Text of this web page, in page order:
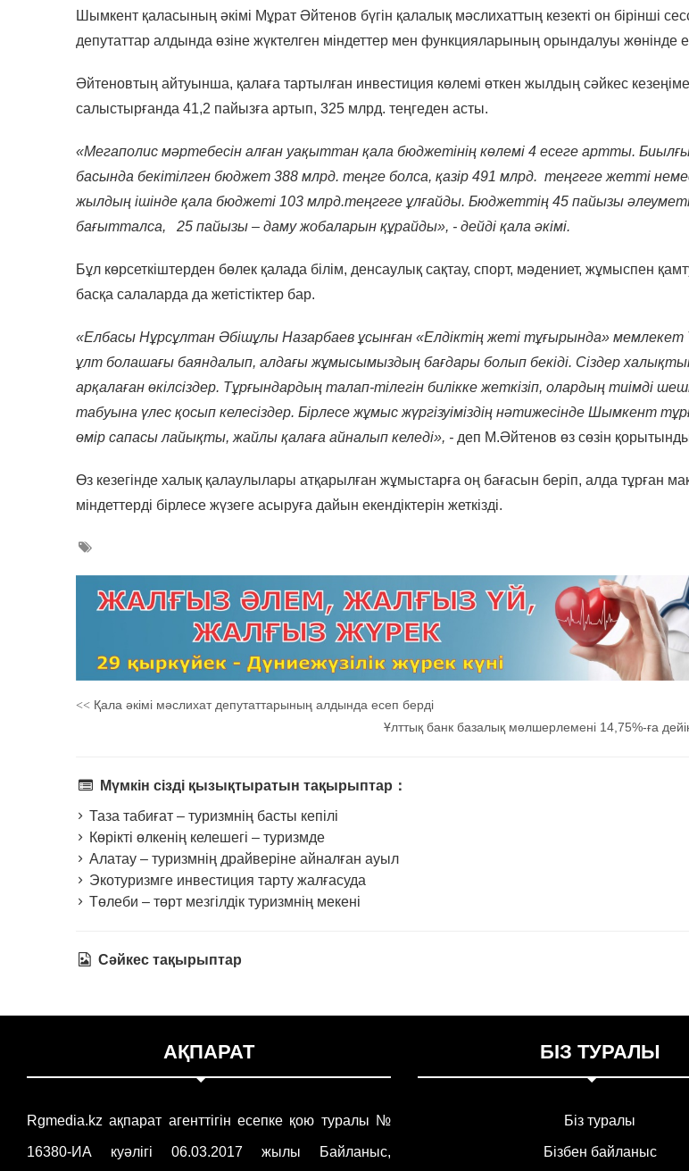
Шымкент қаласының әкімі Мұрат Әйтенов бүгін қалалық мәслихаттың кезекті он бірінші
депутаттар алдында өзіне жүктелген міндеттер мен функцияларының орындалуы жөнінде
Әйтеновтың айтуынша, қалаға тартылған инвестиция көлемі өткен жылдың сәйкес
салыстырғанда 41,2 пайызға артып, 325 млрд. теңгеден асты.
«Мегаполис мәртебесін алған уақыттан қала бюджетінің көлемі 4 есеге артты.
басында бекітілген бюджет 388 млрд. теңге болса, қазір 491 млрд. теңгеге жетті
жылдың ішінде қала бюджеті 103 млрд.теңгеге ұлғайды. Бюджеттің 45 пайызы
бағытталса, 25 пайызы – даму жобаларын құрайды», - дейді қала әкімі.
Бұл көрсеткіштерден бөлек қалада білім, денсаулық сақтау, спорт, мәдениет, жұмыспен
басқа салаларда да жетістіктер бар.
«Елбасы Нұрсұлтан Әбішұлы Назарбаев ұсынған «Елдіктің жеті тұғырында» мемлекет
ұлт болашағы баяндалып, алдағы жұмысымыздың бағдары болып бекіді. Сіздер
арқалаған өкілсіздер. Тұрғындардың талап-тілегін билікке жеткізіп, олардың тиімді
табуына үлес қосып келесіздер. Бірлесе жұмыс жүргізуіміздің нәтижесінде Шымкент
өмір сапасы лайықты, жайлы қалаға айналып келеді», - деп М.Әйтенов өз сөзін
Өз кезегінде халық қалаулылары атқарылған жұмыстарға оң бағасын беріп, алда тұрған
міндеттерді бірлесе жүзеге асыруға дайын екендіктерін жеткізді.
<< Қала әкімі мәслихат депутаттарының алдында есеп берді
Ұлттық банк базалық мөлшерлемені 14,75%-ға
Мүмкін сізді қызықтыратын тақырыптар：
Таза табиғат – туризмнің басты кепілі
Көрікті өлкенің келешегі – туризмде
Алатау – туризмнің драйверіне айналған ауыл
Экотуризмге инвестиция тарту жалғасуда
Төлеби – төрт мезгілдік туризмнің мекені
Сәйкес тақырыптар
АҚПАРАТ
Rgmedia.kz ақпарат агенттігін есепке қою туралы №
16380-ИА куәлігі 06.03.2017 жылы Байланыс,
БІЗ ТУРАЛЫ
Біз туралы
Бізбен байланыс